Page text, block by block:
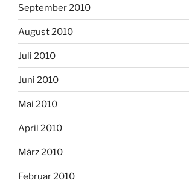
September 2010
August 2010
Juli 2010
Juni 2010
Mai 2010
April 2010
März 2010
Februar 2010